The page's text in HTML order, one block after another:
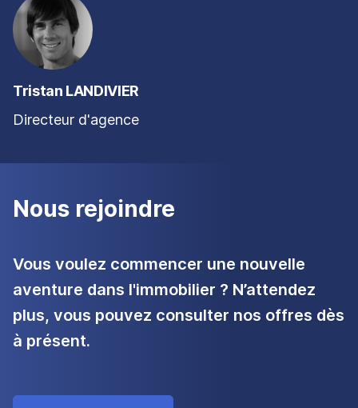
Tristan LANDIVIER
Directeur d'agence
Nous rejoindre
Vous voulez commencer une nouvelle
aventure dans l'immobilier ? N’attendez
plus, vous pouvez consulter nos offres dès
à présent.